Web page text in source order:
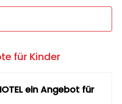
für Kinder
ein Angebot für